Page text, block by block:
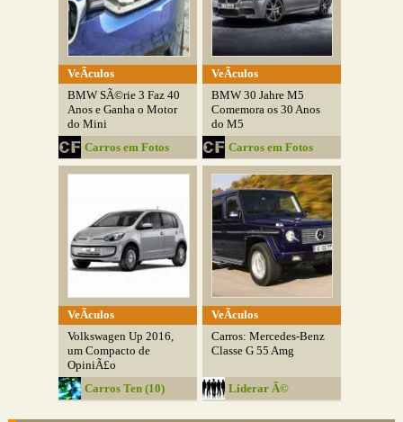
VeÃ­culos
BMW SÃ©rie 3 Faz 40
Anos e Ganha o Motor
do Mini
Carros em Fotos
VeÃ­culos
BMW 30 Jahre M5
Comemora os 30 Anos
do M5
Carros em Fotos
VeÃ­culos
Volkswagen Up 2016,
um Compacto de
OpiniÃ£o
Carros Ten (10)
VeÃ­culos
Carros: Mercedes-Benz
Classe G 55 Amg
Liderar Ã©